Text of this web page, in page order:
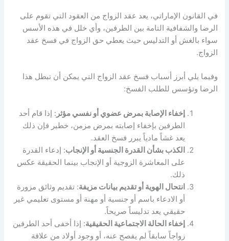
في القانون الإماراتي، يعد عقد الزواج من العقود التي تقوم على
الرضا والشفافية التامة بين الطرفين، وأي خلل في هذه الأسس
سواء بالغش أو التدليس حيث يعطي حق الزواج في فسخ عقد
الزواج.
وفيما يلي أبرز أسباب فسخ عقد الزواج التي يمكن أن تبطل هذا
الرضا وتؤسس للطلب الفسخ:
إخفاء الإصابة بمرض عضوي أو نفسي مؤثر : إذا قام أحد
الطرفين بإخفاء إصابته بمرض مزمن، خطير فإن ذلك
يعد غشاً مادياً يبرر فسخ العقد.
الكذب بشأن القدرة الجنسية أو الإنجاب: إدعاء القدرة
على المعاشرة الزوجية أو الإنجاب بينما الحقيقة عكس
ذلك.
انتحال الهوية أو تقديم بيانات مزيفة: تقديم وثائق مزورة
أو الادعاء باسم أو جنسية أو مهنة أو مستوى تعليمي غير
حقيقي يعد تدليساً صريحاً.
إخفاء الحالة الاجتماعية الحقيقية: إذا أخفى أحد الطرفين
زواجاً سابقاً لم يفصح عنه، أو وجود أولاد من علاقة